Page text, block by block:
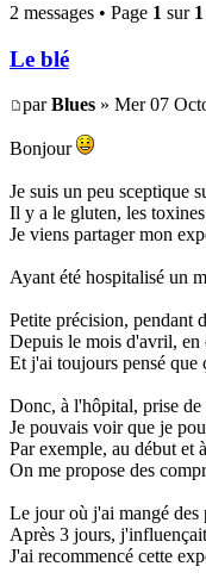
2 messages • Page 1 sur 1
Le blé
parBlues » Mer 07
Bonjour
Je suis un peu sceptique
Il y a le gluten, les
Je viens partager mon
Ayant été hospitalisé un
Petite précision, pendant
Depuis le mois d'avril, en
Et j'ai toujours pensé que
Donc, à l'hôpital, prise de
Je pouvais voir que je
Par exemple, au début et
On me propose des
Le jour où j'ai mangé des
Après 3 jours,
J'ai recommencé cette